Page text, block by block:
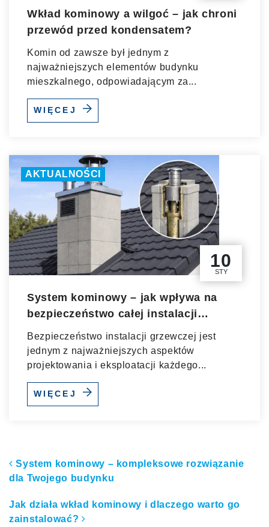
Wkład kominowy a wilgoć – jak chroni
przewód przed kondensatem?
Komin od zawsze był jednym z
najważniejszych elementów budynku
mieszkalnego, odpowiadającym za...
WIĘCEJ
AKTUALNOŚCI
10
STY
System kominowy – jak wpływa na
bezpieczeństwo całej instalacji
grzewczej?
Bezpieczeństwo instalacji grzewczej jest
jednym z najważniejszych aspektów
projektowania i eksploatacji każdego...
WIĘCEJ
Nawigacja po artykułach
System kominowy – kompleksowe rozwiązanie
dla Twojego budynku
Jak działa wkład kominowy i dlaczego warto go
zainstalować?